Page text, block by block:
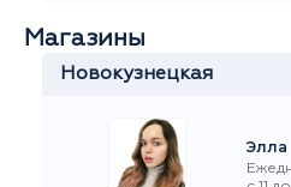
ул.Забелина, 1